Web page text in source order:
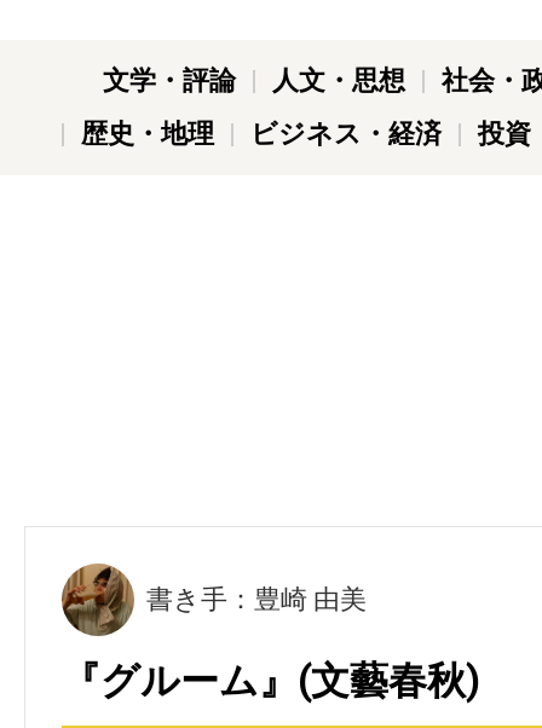
文学・評論 人文・思想
社会・
歴史・地理
ビジネス・経済 投資
書き手：豊崎 由美
『グルーム』(文藝春秋)